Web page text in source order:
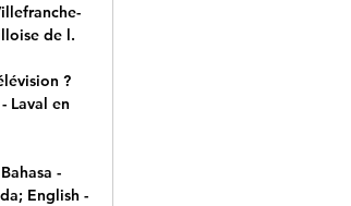
de l.
?
Laval en
-
English -